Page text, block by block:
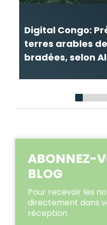
Digital Congo:
terres arables
bradées, selon
1 2 3 4
ABONNEZ-
BLOG
Pour recevoir les
directement dans
réception